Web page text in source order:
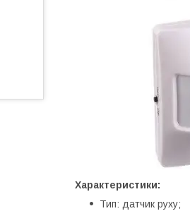
Характеристики:
Тип: датчик руху;